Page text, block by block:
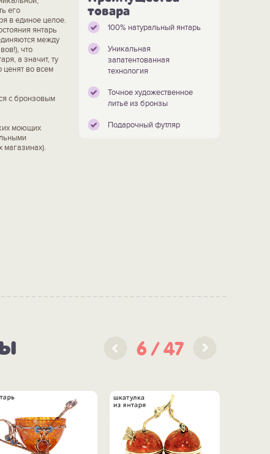
его
в единое целое.
янтарь
между
что
а значит, ту
ценят во всем
с бронзовым
моющих
магазинах).
товара
100% натуральный янтарь
Уникальная
запатентованная
технология
Точное художественное
литьё из бронзы
Подарочный футляр
6 47